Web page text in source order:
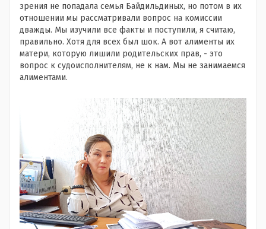
зрения не попадала семья Байдильдиных, но потом в их
отношении мы рассматривали вопрос на комиссии
дважды. Мы изучили все факты и поступили, я считаю,
правильно. Хотя для всех был шок. А вот алименты их
матери, которую лишили родительских прав, - это
вопрос к судоисполнителям, не к нам. Мы не занимаемся
алиментами.